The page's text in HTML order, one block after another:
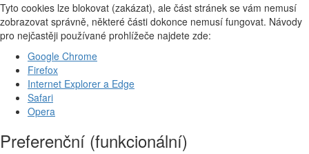
Tyto cookies lze blokovat (zakázat), ale část stránek se vám nemusí
zobrazovat správně, některé části dokonce nemusí fungovat. Návody
pro nejčastěji používané prohlížeče najdete zde:
Google Chrome
Firefox
Internet Explorer a Edge
Safari
Opera
Preferenční (funkcionální)